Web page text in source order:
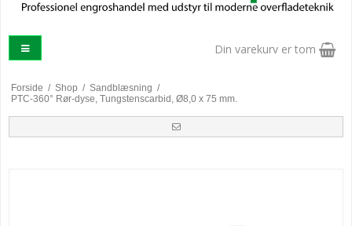
Din varekurv er tom
Forside / Shop / Sandblæsning /
PTC-360° Rør-dyse, Tungstenscarbid, Ø8,0 x 75 mm.